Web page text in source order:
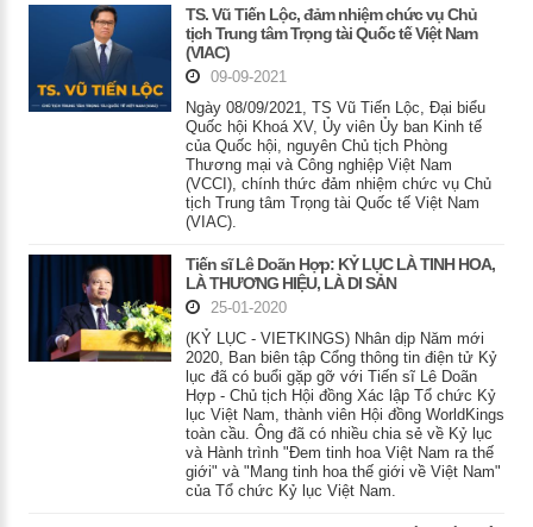
TS. Vũ Tiến Lộc, đảm nhiệm chức vụ Chủ
tịch Trung tâm Trọng tài Quốc tế Việt Nam
(VIAC)
09-09-2021
Ngày 08/09/2021, TS Vũ Tiến Lộc, Đại biểu
Quốc hội Khoá XV, Ủy viên Ủy ban Kinh tế
của Quốc hội, nguyên Chủ tịch Phòng
Thương mại và Công nghiệp Việt Nam
(VCCI), chính thức đảm nhiệm chức vụ Chủ
tịch Trung tâm Trọng tài Quốc tế Việt Nam
(VIAC).
Tiến sĩ Lê Doãn Hợp: KỶ LỤC LÀ TINH HOA,
LÀ THƯƠNG HIỆU, LÀ DI SẢN
25-01-2020
(KỶ LỤC - VIETKINGS) Nhân dịp Năm mới
2020, Ban biên tập Cổng thông tin điện tử Kỷ
lục đã có buổi gặp gỡ với Tiến sĩ Lê Doãn
Hợp - Chủ tịch Hội đồng Xác lập Tổ chức Kỷ
lục Việt Nam, thành viên Hội đồng WorldKings
toàn cầu. Ông đã có nhiều chia sẻ về Kỷ lục
và Hành trình "Đem tinh hoa Việt Nam ra thế
giới" và "Mang tinh hoa thế giới về Việt Nam"
của Tổ chức Kỷ lục Việt Nam.